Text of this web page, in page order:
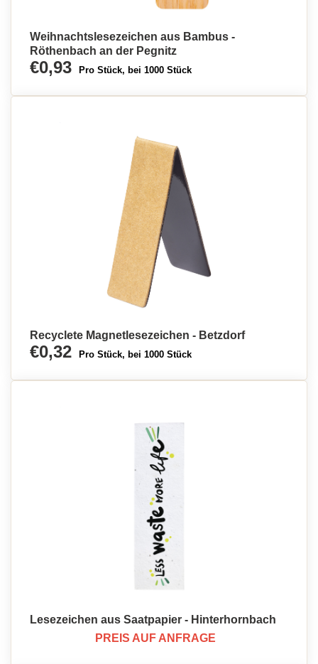
Weihnachtslesezeichen aus Bambus -
Röthenbach an der Pegnitz
€0,93 Pro Stück, bei 1000 Stück
Recyclete Magnetlesezeichen - Betzdorf
€0,32 Pro Stück, bei 1000 Stück
Lesezeichen aus Saatpapier - Hinterhornbach
PREIS AUF ANFRAGE